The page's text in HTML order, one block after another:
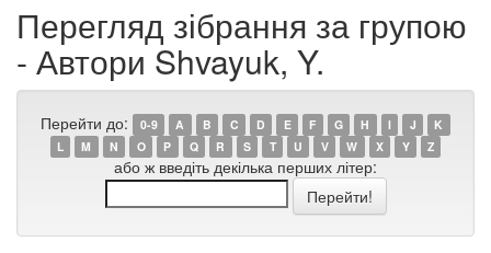
Перегляд зібрання за групою
- Автори Shvayuk, Y.
Перейти до: 0-9 A B C D E F G H I J
K
L
M N O P Q R S T U V W X Y Z
або ж введіть декілька перших літер: